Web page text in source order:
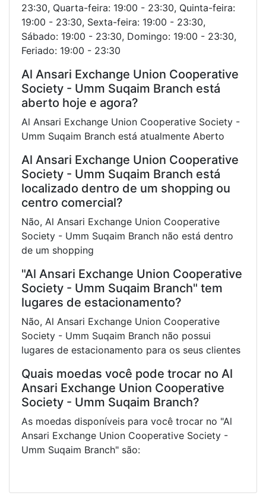
23:30, Quarta-feira: 19:00 - 23:30, Quinta-feira:
19:00 - 23:30, Sexta-feira: 19:00 - 23:30,
Sábado: 19:00 - 23:30, Domingo: 19:00 - 23:30,
Feriado: 19:00 - 23:30
Al Ansari Exchange Union Cooperative
Society - Umm Suqaim Branch está
aberto hoje e agora?
Al Ansari Exchange Union Cooperative Society -
Umm Suqaim Branch está atualmente Aberto
Al Ansari Exchange Union Cooperative
Society - Umm Suqaim Branch está
localizado dentro de um shopping ou
centro comercial?
Não, Al Ansari Exchange Union Cooperative
Society - Umm Suqaim Branch não está dentro
de um shopping
"Al Ansari Exchange Union Cooperative
Society - Umm Suqaim Branch" tem
lugares de estacionamento?
Não, Al Ansari Exchange Union Cooperative
Society - Umm Suqaim Branch não possui
lugares de estacionamento para os seus clientes
Quais moedas você pode trocar no Al
Ansari Exchange Union Cooperative
Society - Umm Suqaim Branch?
As moedas disponíveis para você trocar no "Al
Ansari Exchange Union Cooperative Society -
Umm Suqaim Branch" são: